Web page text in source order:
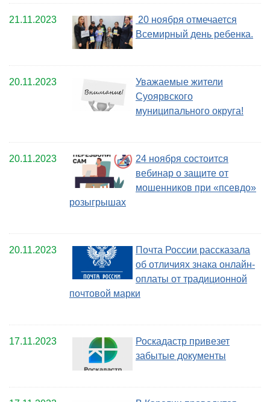
21.11.2023
20 ноября отмечается
Всемирный день ребенка.
20.11.2023
Уважаемые жители
Суоярвского
муниципального округа!
20.11.2023
24 ноября состоится
вебинар о защите от
мошенников при «псевдо»
розыгрышах
20.11.2023
Почта России рассказала
об отличиях знака онлайн-
оплаты от традиционной
почтовой марки
17.11.2023
Роскадастр привезет
забытые документы